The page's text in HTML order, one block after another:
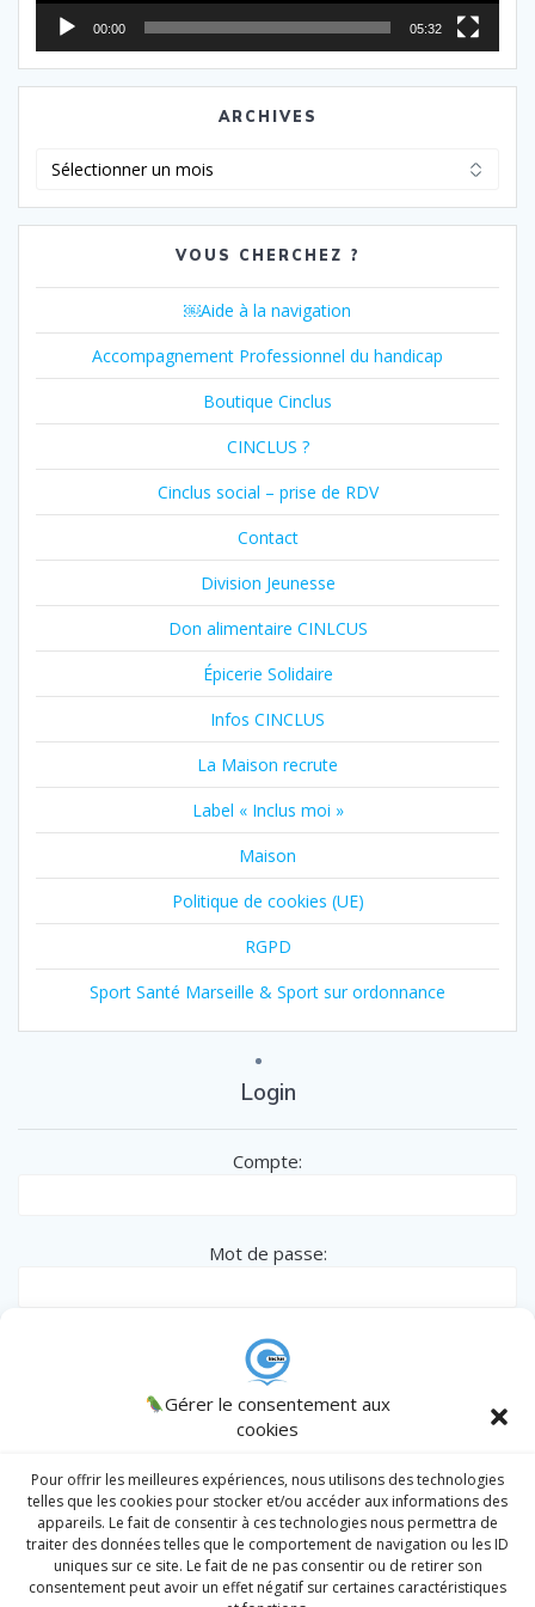
Gérer le consentement aux
cookies
Pour offrir les meilleures expériences, nous utilisons des technologies
telles que les cookies pour stocker et/ou accéder aux informations des
appareils. Le fait de consentir à ces technologies nous permettra de
traiter des données telles que le comportement de navigation ou les ID
uniques sur ce site. Le fait de ne pas consentir ou de retirer son
consentement peut avoir un effet négatif sur certaines caractéristiques
00:00 05:32
ARCHIVES
VOUS CHERCHEZ ?
￼Aide à la navigation
Accompagnement Professionnel du handicap
Boutique Cinclus
CINCLUS ?
Cinclus social – prise de RDV
Contact
Division Jeunesse
Don alimentaire CINLCUS
Épicerie Solidaire
Infos CINCLUS
La Maison recrute
Label « Inclus moi »
Maison
Politique de cookies (UE)
RGPD
Sport Santé Marseille & Sport sur ordonnance
Login
Compte:
Mot de passe:
Remember me
|Lost password?
CINCLUS
© 2026 CINCLUS
spécialiste de l'Inclusion des personnes en
situation particulière - Association W133036538 .
Admin/
Prendre un RDV
Division Sociale